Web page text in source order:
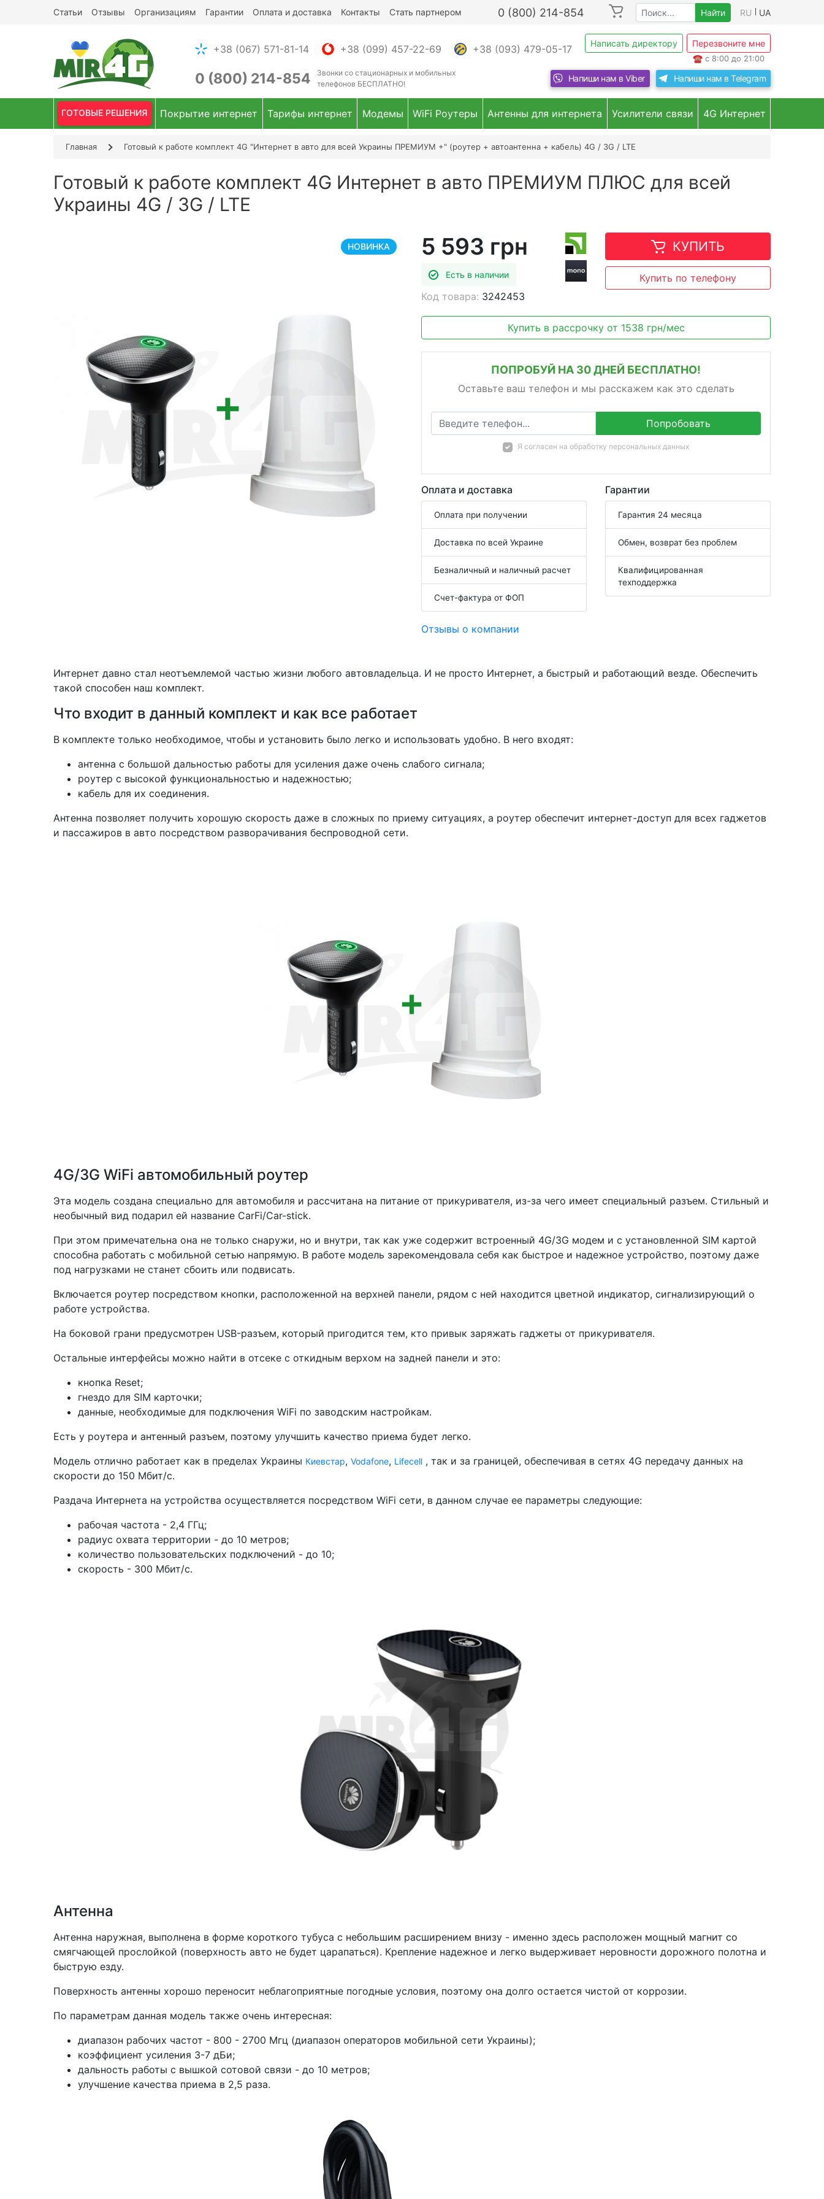
Статьи Отзывы Организациям Гарантии Оплата и доставка Контакты Стать партнером 0 (800) 214-854 Найти RU UA
+38 (067) 571-81-14 +38 (099) 457-22-69 +38 (093) 479-05-17 Написать директору Перезвоните мне
☎ с 8:00 до 21:00
0 (800) 214-854 Звонки со стационарных и мобильных
телефонов БЕСПЛАТНО! Напиши нам в Viber Напиши нам в Telegram
ГОТОВЫЕ РЕШЕНИЯ Покрытие интернет Тарифы интернет Модемы WiFi Роутеры Антенны для интернета Усилители связи 4G Интернет
Главная Готовый к работе комплект 4G "Интернет в авто для всей Украины ПРЕМИУМ +" (роутер + автоантенна + кабель) 4G / 3G / LTE
Готовый к работе комплект 4G Интернет в авто ПРЕМИУМ ПЛЮС для всей
Украины 4G / 3G / LTE
НОВИНКА 5 593 грн
Есть в наличии
Код товара: 3242453
КУПИТЬ
Купить по телефону
Купить в рассрочку от 1538 грн/мес
ПОПРОБУЙ НА 30 ДНЕЙ БЕСПЛАТНО!
Оставьте ваш телефон и мы расскажем как это сделать
Попробовать
Я согласен на обработку персональных данных
Оплата и доставка
Оплата при получении
Доставка по всей Украине
Безналичный и наличный расчет
Счет-фактура от ФОП
Гарантии
Гарантия 24 месяца
Обмен, возврат без проблем
Квалифицированная
техподдержка
Отзывы о компании
Интернет давно стал неотъемлемой частью жизни любого автовладельца. И не просто Интернет, а быстрый и работающий везде. Обеспечить
такой способен наш комплект.
Что входит в данный комплект и как все работает
В комплекте только необходимое, чтобы и установить было легко и использовать удобно. В него входят:
антенна с большой дальностью работы для усиления даже очень слабого сигнала;
роутер с высокой функциональностью и надежностью;
кабель для их соединения.
Антенна позволяет получить хорошую скорость даже в сложных по приему ситуациях, а роутер обеспечит интернет-доступ для всех гаджетов
и пассажиров в авто посредством разворачивания беспроводной сети.
4G/3G WiFi автомобильный роутер
Эта модель создана специально для автомобиля и рассчитана на питание от прикуривателя, из-за чего имеет специальный разъем. Стильный и
необычный вид подарил ей название CarFi/Car-stick.
При этом примечательна она не только снаружи, но и внутри, так как уже содержит встроенный 4G/3G модем и с установленной SIM картой
способна работать с мобильной сетью напрямую. В работе модель зарекомендовала себя как быстрое и надежное устройство, поэтому даже
под нагрузками не станет сбоить или подвисать.
Включается роутер посредством кнопки, расположенной на верхней панели, рядом с ней находится цветной индикатор, сигнализирующий о
работе устройства.
На боковой грани предусмотрен USB-разъем, который пригодится тем, кто привык заряжать гаджеты от прикуривателя.
Остальные интерфейсы можно найти в отсеке с откидным верхом на задней панели и это:
кнопка Reset;
гнездо для SIM карточки;
данные, необходимые для подключения WiFi по заводским настройкам.
Есть у роутера и антенный разъем, поэтому улучшить качество приема будет легко.
Модель отлично работает как в пределах Украины Киевстар, Vodafone, Lifecell , так и за границей, обеспечивая в сетях 4G передачу данных на
скорости до 150 Мбит/с.
Раздача Интернета на устройства осуществляется посредством WiFi сети, в данном случае ее параметры следующие:
рабочая частота - 2,4 ГГц;
радиус охвата территории - до 10 метров;
количество пользовательских подключений - до 10;
скорость - 300 Мбит/с.
Антенна
Антенна наружная, выполнена в форме короткого тубуса с небольшим расширением внизу - именно здесь расположен мощный магнит со
смягчающей прослойкой (поверхность авто не будет царапаться). Крепление надежное и легко выдерживает неровности дорожного полотна и
быструю езду.
Поверхность антенны хорошо переносит неблагоприятные погодные условия, поэтому она долго остается чистой от коррозии.
По параметрам данная модель также очень интересная:
диапазон рабочих частот - 800 - 2700 Мгц (диапазон операторов мобильной сети Украины);
коэффициент усиления 3-7 дБи;
дальность работы с вышкой сотовой связи - до 10 метров;
улучшение качества приема в 2,5 раза.